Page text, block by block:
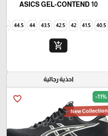
ASICS GEL-CONTEND 10
40.5
41.5
42
42.5
43.5
44
44.5
45
add_shopping_cart
احذية رجالية
favorite_border -11%
New Collection